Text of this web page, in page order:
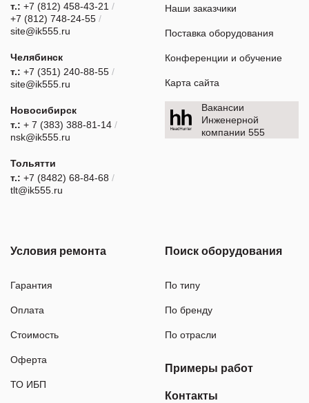
т.: +7 (812) 458-43-21 /
+7 (812) 748-24-55 /
site@ik555.ru
Челябинск
т.: +7 (351) 240-88-55 /
site@ik555.ru
Новосибирск
т.: + 7 (383) 388-81-14 /
nsk@ik555.ru
Тольятти
т.: +7 (8482) 68-84-68 /
tlt@ik555.ru
Наши заказчики
Поставка оборудования
Конференции и обучение
Карта сайта
Вакансии
Инженерной
компании 555
Условия ремонта
Гарантия
Оплата
Стоимость
Оферта
ТО ИБП
Поиск оборудования
По типу
По бренду
По отрасли
Примеры работ
Контакты